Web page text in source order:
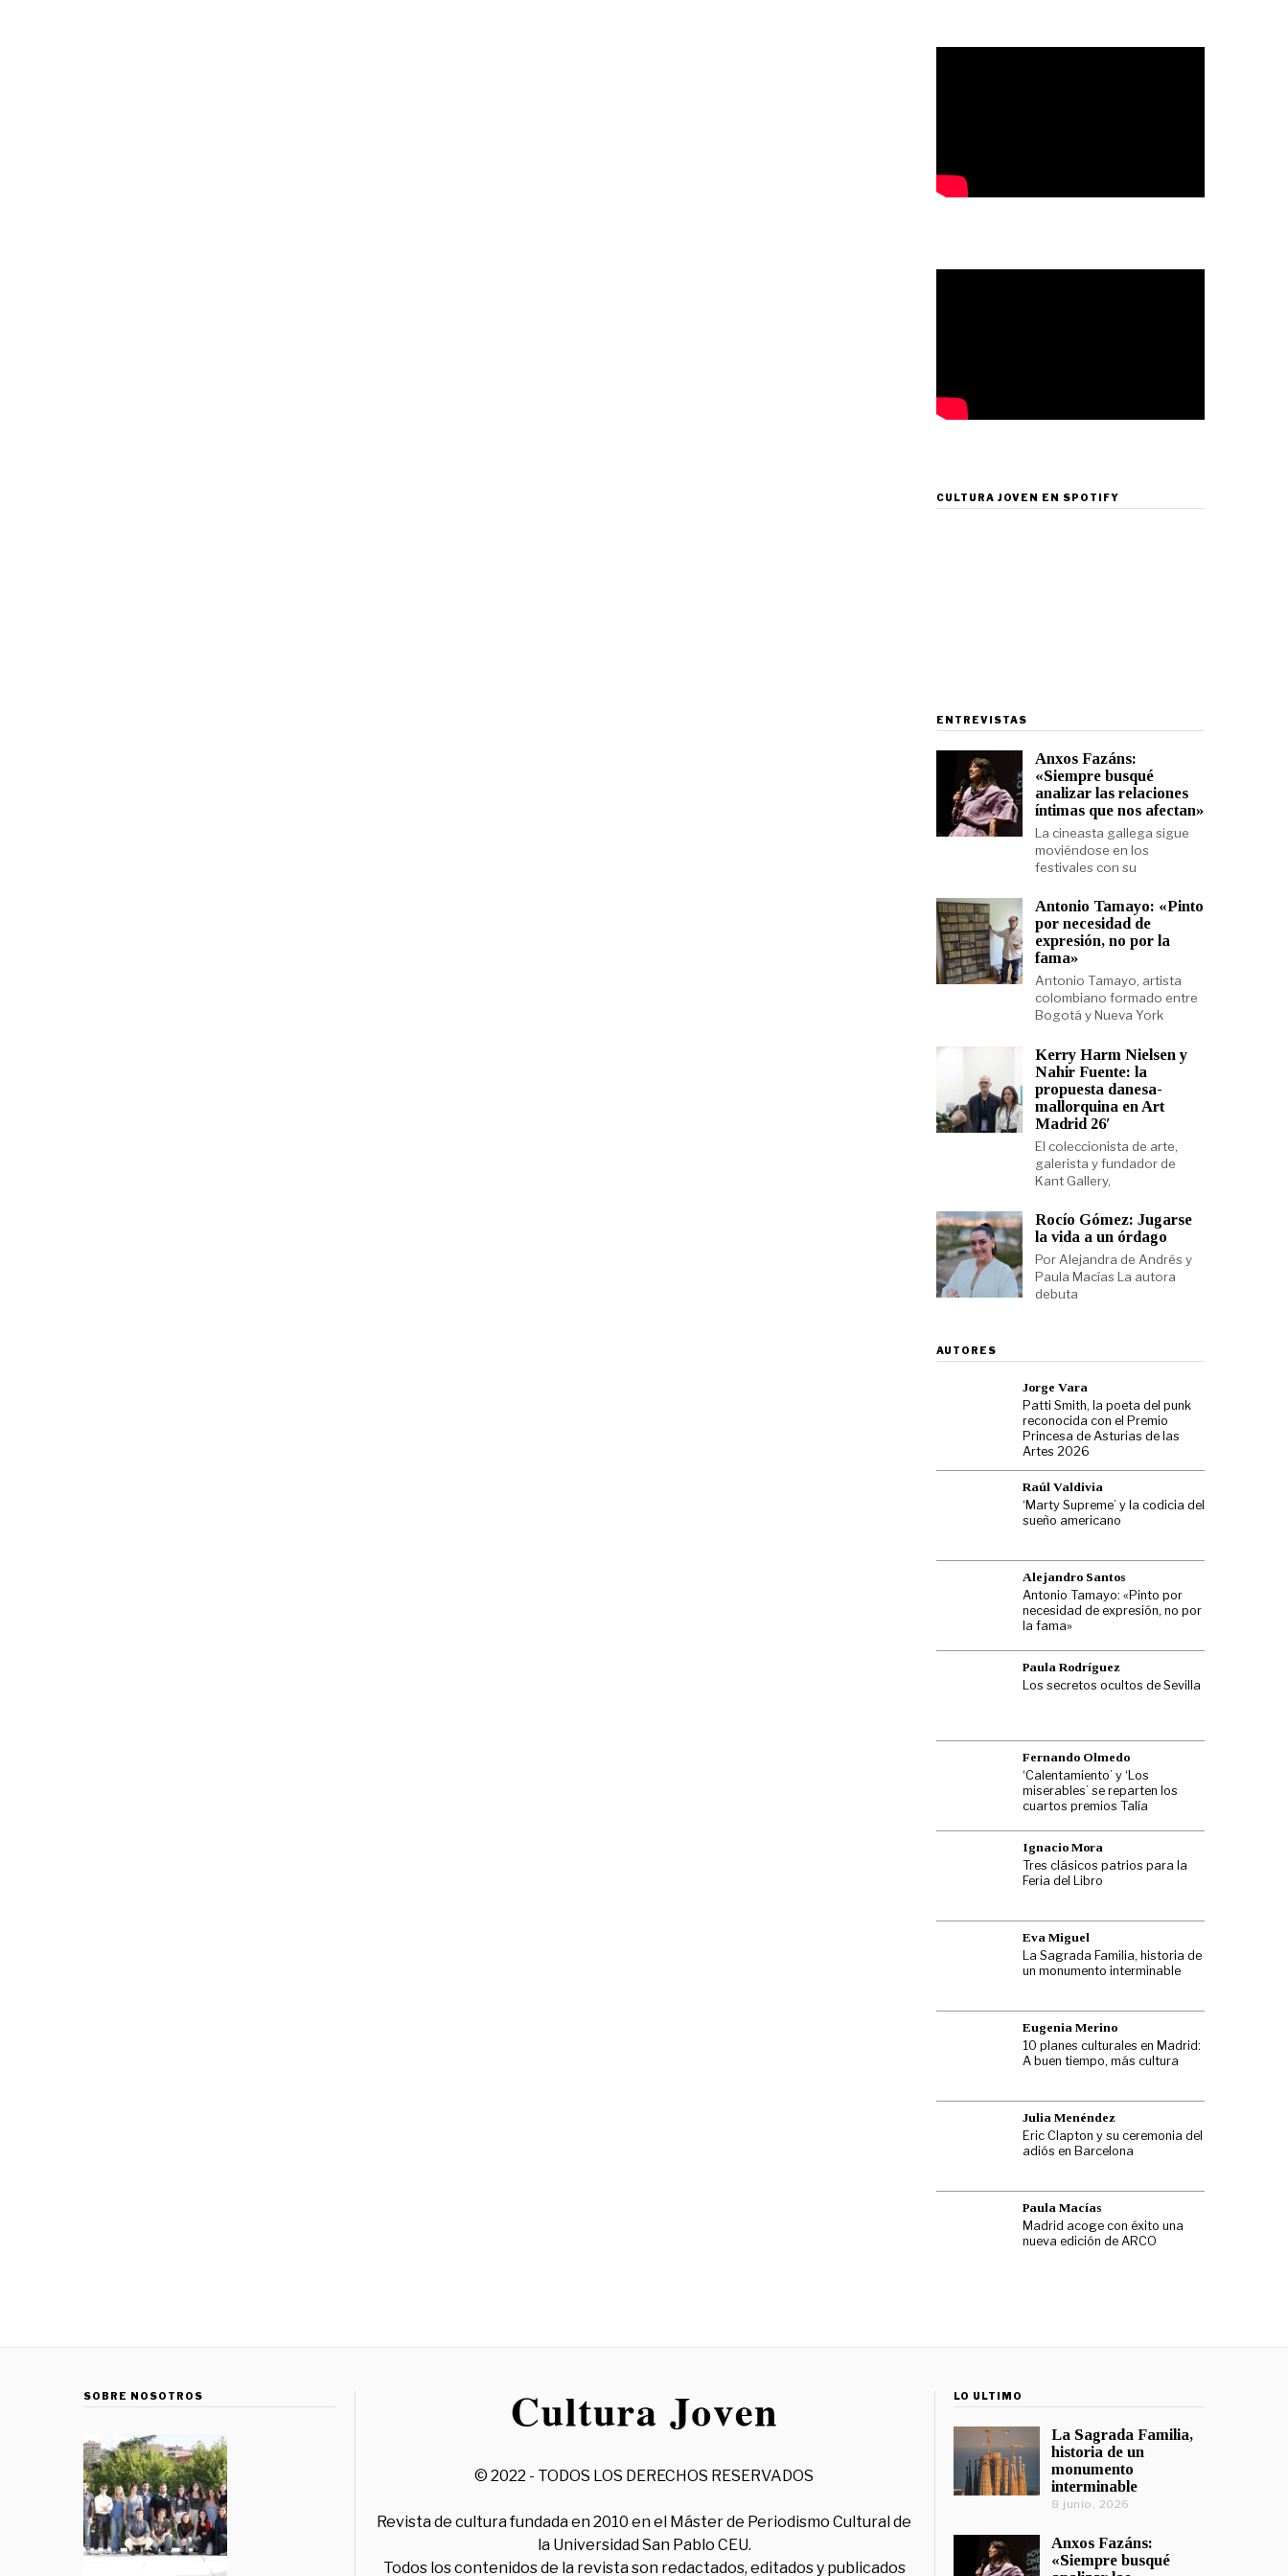
CULTURA JOVEN EN SPOTIFY
ENTREVISTAS
Anxos Fazáns:
«Siempre busqué
analizar las relaciones
íntimas que nos afectan»
La cineasta gallega sigue
moviéndose en los
festivales con su
Antonio Tamayo: «Pinto
por necesidad de
expresión, no por la
fama»
Antonio Tamayo, artista
colombiano formado entre
Bogotá y Nueva York
Kerry Harm Nielsen y
Nahir Fuente: la
propuesta danesa-
mallorquina en Art
Madrid 26′
El coleccionista de arte,
galerista y fundador de
Kant Gallery,
Rocío Gómez: Jugarse
la vida a un órdago
Por Alejandra de Andrés y
Paula Macías La autora
debuta
AUTORES
Jorge Vara
Patti Smith, la poeta del punk
reconocida con el Premio
Princesa de Asturias de las
Artes 2026
Raúl Valdivia
‘Marty Supreme’ y la codicia del
sueño americano
Alejandro Santos
Antonio Tamayo: «Pinto por
necesidad de expresión, no por
la fama»
Paula Rodríguez
Los secretos ocultos de Sevilla
Fernando Olmedo
‘Calentamiento’ y ‘Los
miserables’ se reparten los
cuartos premios Talía
Ignacio Mora
Tres clásicos patrios para la
Feria del Libro
Eva Miguel
La Sagrada Familia, historia de
un monumento interminable
Eugenia Merino
10 planes culturales en Madrid:
A buen tiempo, más cultura
Julia Menéndez
Eric Clapton y su ceremonia del
adiós en Barcelona
Paula Macías
Madrid acoge con éxito una
nueva edición de ARCO
SOBRE NOSOTROS
© 2022 - TODOS LOS DERECHOS RESERVADOS
Revista de cultura fundada en 2010 en el Máster de Periodismo Cultural de
la Universidad San Pablo CEU.
Todos los contenidos de la revista son redactados, editados y publicados
LO ÚLTIMO
La Sagrada Familia,
historia de un
monumento
interminable
8 junio, 2026
Anxos Fazáns:
«Siempre busqué